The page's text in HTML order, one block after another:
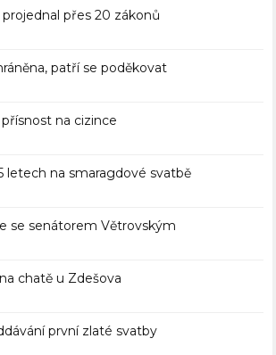
přes 20 zákonů
patří se poděkovat
na cizince
letech na smaragdové svatbě
se senátorem Větrovským
chatě u Zdešova
první zlaté svatby